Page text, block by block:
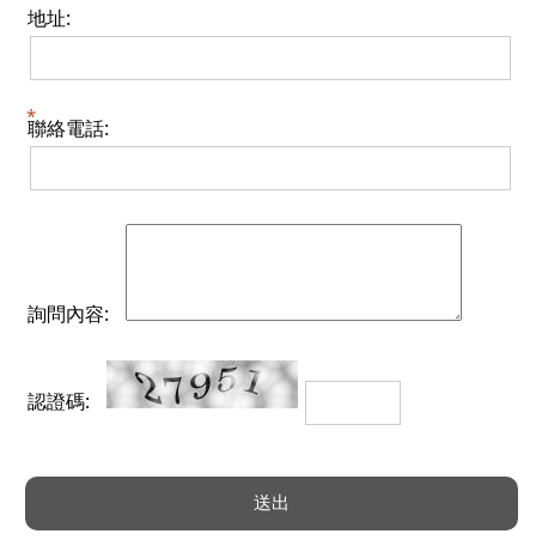
地址:
聯絡電話:
詢問內容:
認證碼: